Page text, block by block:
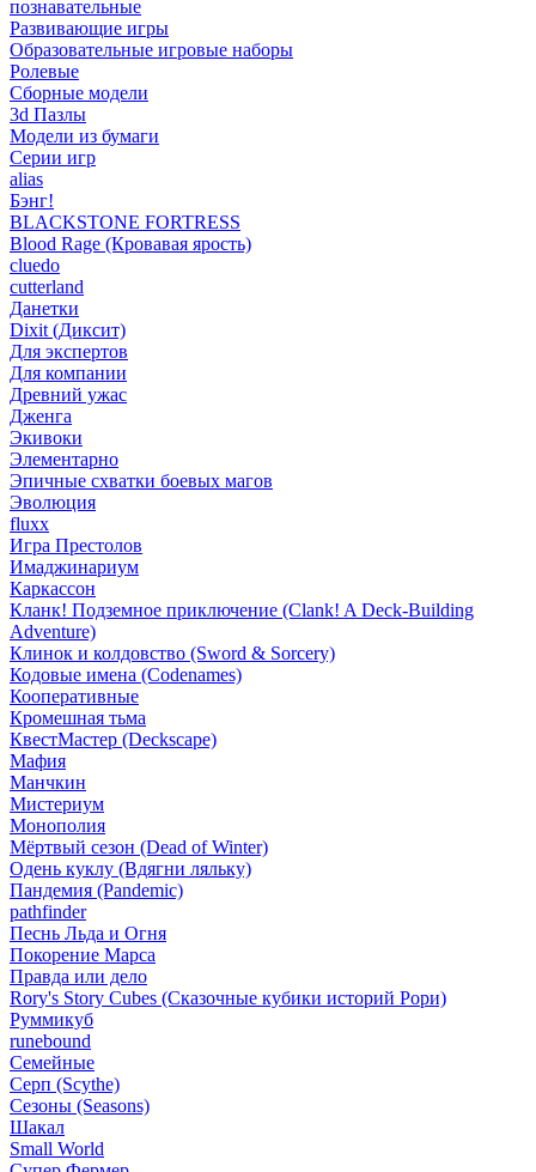
познавательные
Развивающие игры
Образовательные игровые наборы
Ролевые
Сборные модели
3d Пазлы
Модели из бумаги
Серии игр
alias
Бэнг!
BLACKSTONE FORTRESS
Blood Rage (Кровавая ярость)
cluedo
cutterland
Данетки
Dixit (Диксит)
Для экспертов
Для компании
Древний ужас
Дженга
Экивоки
Элементарно
Эпичные схватки боевых магов
Эволюция
fluxx
Игра Престолов
Имаджинариум
Каркассон
Кланк! Подземное приключение (Clank! A Deck-Building
Adventure)
Клинок и колдовство (Sword & Sorcery)
Кодовые имена (Codenames)
Кооперативные
Кромешная тьма
КвестМастер (Deckscape)
Мафия
Манчкин
Мистериум
Монополия
Мёртвый сезон (Dead of Winter)
Одень куклу (Вдягни ляльку)
Пандемия (Pandemic)
pathfinder
Песнь Льда и Огня
Покорение Марса
Правда или дело
Rory's Story Cubes (Сказочные кубики историй Рори)
Руммикуб
runebound
Семейные
Серп (Scythe)
Сезоны (Seasons)
Шакал
Small World